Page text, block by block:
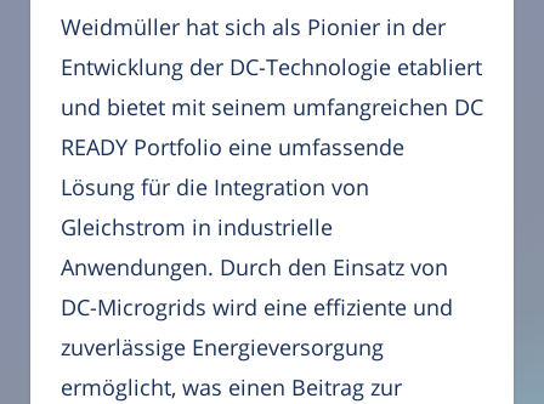
Weidmüller hat sich als Pionier in der
Entwicklung der DC-Technologie etabliert
und bietet mit seinem umfangreichen DC
READY Portfolio eine umfassende
Lösung für die Integration von
Gleichstrom in industrielle
Anwendungen. Durch den Einsatz von
DC-Microgrids wird eine effiziente und
zuverlässige Energieversorgung
ermöglicht, was einen Beitrag zur